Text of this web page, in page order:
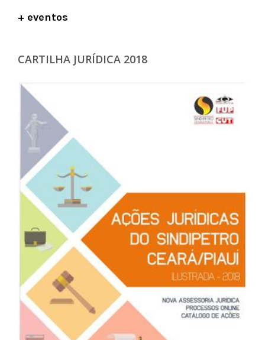
+ eventos
CARTILHA JURÍDICA 2018